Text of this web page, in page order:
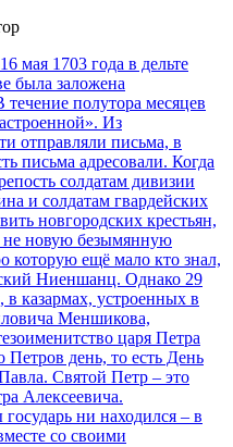
мая 1703 года в дельте
была заложена
течение полутора месяцев
Из
отправляли письма, в
письма адресовали. Когда
солдатам дивизии
и солдатам гвардейских
новгородских крестьян,
не новую безымянную
которую ещё мало кто знал,
Ниеншанц. Однако 29
казармах, устроенных в
Меншикова,
царя Петра
Петров день, то есть День
Святой Петр – это
Алексеевича.
ни находился – в
со своими